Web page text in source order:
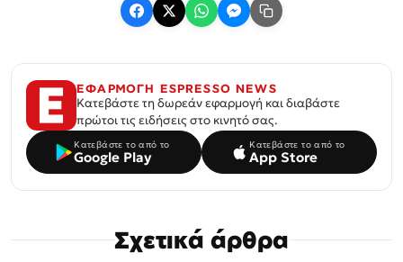
ΕΦΑΡΜΟΓΗ ESPRESSO NEWS
Κατεβάστε τη δωρεάν εφαρμογή και διαβάστε
πρώτοι τις ειδήσεις στο κινητό σας.
Κατεβάστε το από το
Google Play
Κατεβάστε το από το
App Store
Σχετικά άρθρα